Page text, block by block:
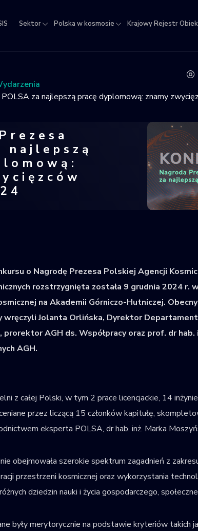
Sektor Polska w kosmosie Krajowy Rejestr
za najlepszą pracę dyplomową: znamy
najlepszą
o Nagrodę Prezesa Polskiej Agencji
rozstrzygnięta została 9 grudnia 2024 r.
na Akademii Górniczo-Hutniczej.
Jolanta Orlińska, Dyrektor
prorektor AGH ds. Współpracy oraz prof. dr
AGH.
z całej Polski, w tym 2 prace licencjackie, 14
przez liczącą 15 członków kapitułę,
eksperta POLSA, dr hab. inż. Marka
obejmowała szerokie spektrum zagadnień z
przestrzeni kosmicznej oraz wykorzystania
dziedzin nauki i życia gospodarczego,
były merytorycznie na podstawie kryteriów takich